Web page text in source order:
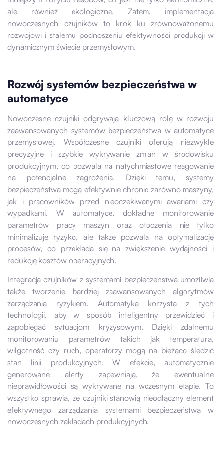
ale również ekologiczne. Zatem, implementacja
nowoczesnych czujników to krok ku zrównoważonemu
rozwojowi i stałemu podnoszeniu efektywności produkcji w
dynamicznym świecie przemysłowym.
Rozwój systemów bezpieczeństwa w
automatyce
Nowoczesne czujniki odgrywają kluczową rolę w rozwoju
zaawansowanych systemów bezpieczeństwa w automatyce
przemysłowej. Współczesne czujniki oferują niezwykle
precyzyjne i szybkie wykrywanie zmian w środowisku
produkcyjnym, co pozwala na natychmiastowe reagowanie
na potencjalne zagrożenia. Dzięki temu, systemy
bezpieczeństwa mogą efektywnie chronić zarówno maszyny,
jak i pracowników przed nieoczekiwanymi awariami czy
wypadkami. W automatyce, dokładne monitorowanie
parametrów pracy maszyn oraz otoczenia nie tylko
minimalizuje ryzyko, ale także pozwala na optymalizację
procesów, co przekłada się na zwiększenie wydajności i
redukcję kosztów operacyjnych.
Integracja czujników z systemami bezpieczeństwa umożliwia
także tworzenie bardziej zaawansowanych algorytmów
zarządzania ryzykiem. Automatyka korzysta z tych
technologii, aby w sposób inteligentny przewidzieć i
zapobiegać sytuacjom kryzysowym. Dzięki zdalnemu
monitorowaniu parametrów takich jak temperatura,
wilgotność czy ruch, operatorzy mogą na bieżąco śledzić
stan linii produkcyjnych. W efekcie, automatycznie
generowane alerty zapewniają, że ewentualne
nieprawidłowości są wykrywane na wczesnym etapie. To
wszystko sprawia, że czujniki stanowią nieodłączny element
efektywnego zarządzania systemami bezpieczeństwa w
nowoczesnych zakładach produkcyjnych.